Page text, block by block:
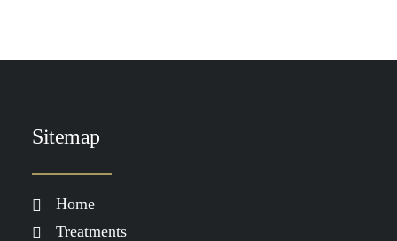
Sitemap
Home
Treatments